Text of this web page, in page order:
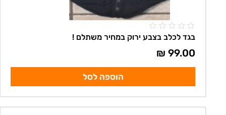
בגד לכלב בצבע ירוק במחיר משתלם !
99.00
₪
הוספה לסל